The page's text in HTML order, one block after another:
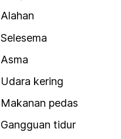
Alahan
Selesema
Asma
Udara kering
Makanan pedas
Gangguan tidur